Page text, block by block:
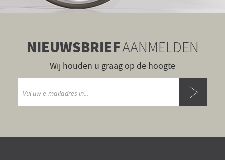
NIEUWSBRIEFAANMELDEN
Wij houden u graag op de hoogte